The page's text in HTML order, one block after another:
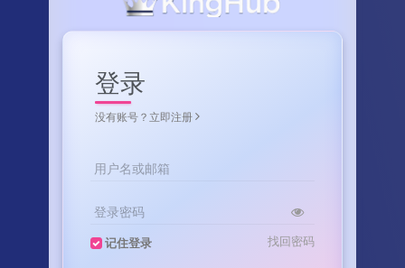
登录
没有账号？立即注册
用户名或邮箱
登录密码
记住登录 找回密码